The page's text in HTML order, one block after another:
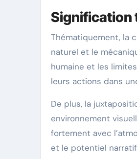
Signification
Thématiquement, la
naturel et le
humaine et les
leurs actions dans
De plus, la
environnement
fortement avec
et le potentiel